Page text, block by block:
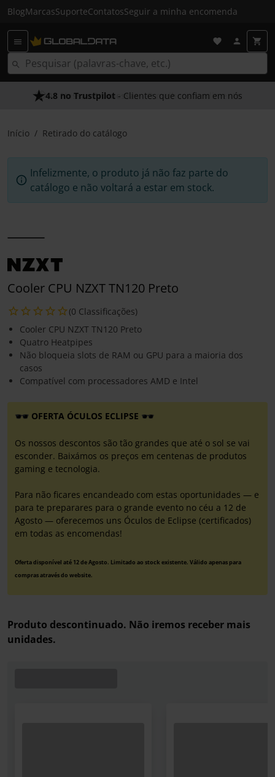
BlogMarcasSuporteContatosSeguir a minha encomenda
4.8 no Trustpilot - Clientes que confiam em nós
Início Retirado do catálogo
Infelizmente, o produto já não faz parte do
catálogo e não voltará a estar em stock.
Cooler CPU NZXT TN120 Preto
(0 Classificações)
Cooler CPU NZXT TN120 Preto
Quatro Heatpipes
Não bloqueia slots de RAM ou GPU para a maioria dos
casos
Compatível com processadores AMD e Intel
OFERTA ÓCULOS ECLIPSE
Os nossos descontos são tão grandes que até o sol se vai
esconder. Baixámos os preços em centenas de produtos
gaming e tecnologia.
Para não ficares encandeado com estas oportunidades — e
para te preparares para o grande evento no céu a 12 de
Agosto — oferecemos uns Óculos de Eclipse (certificados)
em todas as encomendas!
Oferta disponível até 12 de Agosto. Limitado ao stock existente. Válido apenas para
compras através do website.
Produto descontinuado. Não iremos receber mais
unidades.